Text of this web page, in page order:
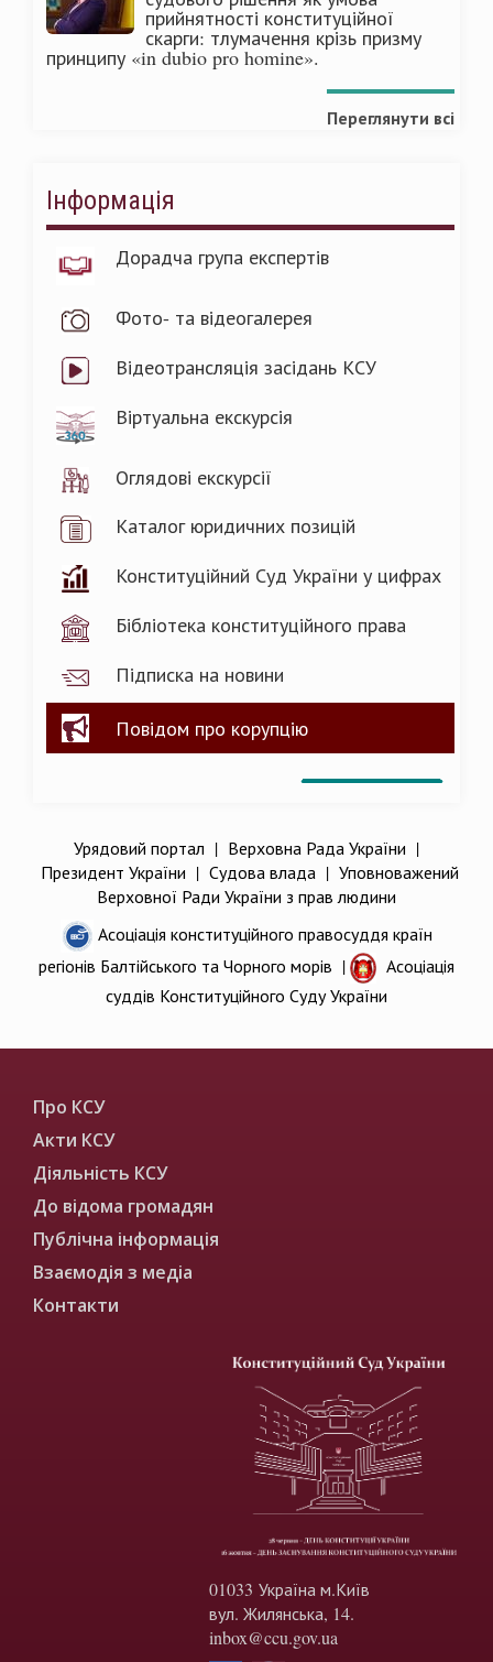
прийнятності конституційної
скарги: тлумачення крізь призму
принципу «in dubio pro homine».
Переглянути всі
Інформація
Дорадча група експертів
Фото- та відеогалерея
Відеотрансляція засідань КСУ
Віртуальна екскурсія
Оглядові екскурсії
Каталог юридичних позицій
Конституційний Суд України у цифрах
Бібліотека конституційного права
Підписка на новини
Повідом про корупцію
Урядовий портал | Верховна Рада України |
Президент України | Судова влада| Уповноважений
Верховної Ради України з прав людини
Асоціація конституційного правосуддя країн
регіонів Балтійського та Чорного морів |
Асоціація
суддів Конституційного Суду України
Про КСУ
Акти КСУ
Діяльність КСУ
До відома громадян
Публічна інформація
Взаємодія з медіа
Контакти
01033 Україна м.Київ
вул. Жилянська, 14.
inbox@ccu.gov.ua